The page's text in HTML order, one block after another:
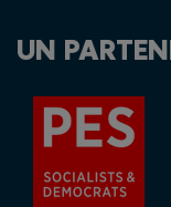
UN